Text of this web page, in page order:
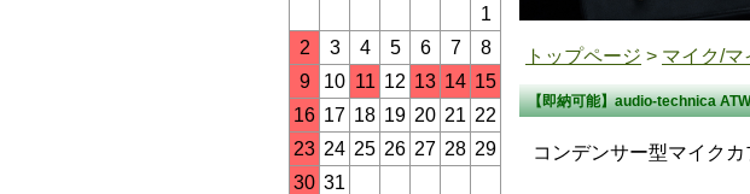
1
2
3 4 5 6 7
8
9
10 11 12 13 14 15
16 17 18 19 20 21 22
23 24 25 26 27 28 29
30 31
トップページ > マイク/マ
【即納可能】audio-technica
コンデンサー型マイク